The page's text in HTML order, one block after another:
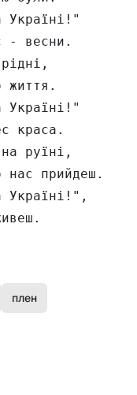
Україні!"
- весни.
життя.
Україні!"
краса.
руїні,
нас прийдеш.
Україні!",
плен